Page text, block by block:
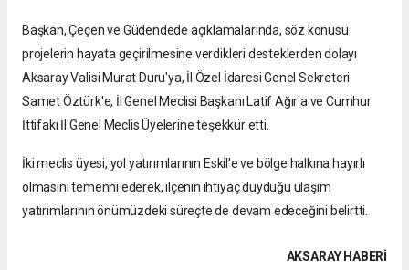
Başkan, Çeçen ve Güdendede açıklamalarında, söz konusu
projelerin hayata geçirilmesine verdikleri desteklerden dolayı
Aksaray Valisi Murat Duru'ya, İl Özel İdaresi Genel Sekreteri
Samet Öztürk'e, İl Genel Meclisi Başkanı Latif Ağır'a ve Cumhur
İttifakı İl Genel Meclis Üyelerine teşekkür etti.
İki meclis üyesi, yol yatırımlarının Eskil'e ve bölge halkına hayırlı
olmasını temenni ederek, ilçenin ihtiyaç duyduğu ulaşım
yatırımlarının önümüzdeki süreçte de devam edeceğini belirtti.
AKSARAY HABERİ